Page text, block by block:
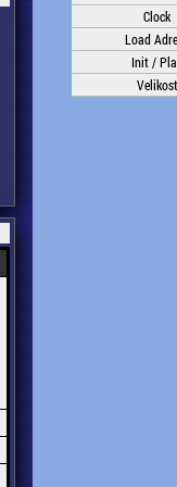
Clock
Load
Init /
Velikost